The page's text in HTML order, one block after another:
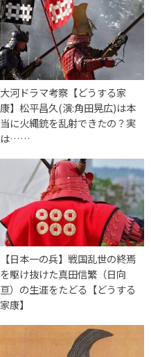
大河ドラマ考察【どうする家
康】松平昌久(演:角田晃広)は本
当に火縄銃を乱射できたの？実
は……
【日本一の兵】戦国乱世の終焉
を駆け抜けた真田信繁（日向
亘）の生涯をたどる【どうする
家康】